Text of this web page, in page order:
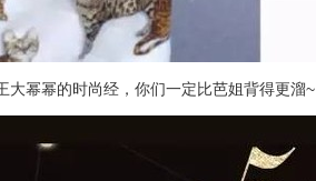
大幂幂的时尚经，你们一定比芭姐背得更溜~